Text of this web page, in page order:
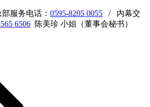
服务电话： 0595-8205 0055 / 内幕交
6506 陈美珍 小姐（董事会秘书）